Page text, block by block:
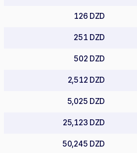
126 DZD
251 DZD
502 DZD
2,512 DZD
5,025 DZD
25,123 DZD
50,245 DZD